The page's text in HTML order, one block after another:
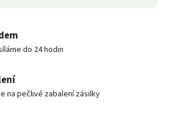
do 24 hodin
na pečlivé zabalení zásilky